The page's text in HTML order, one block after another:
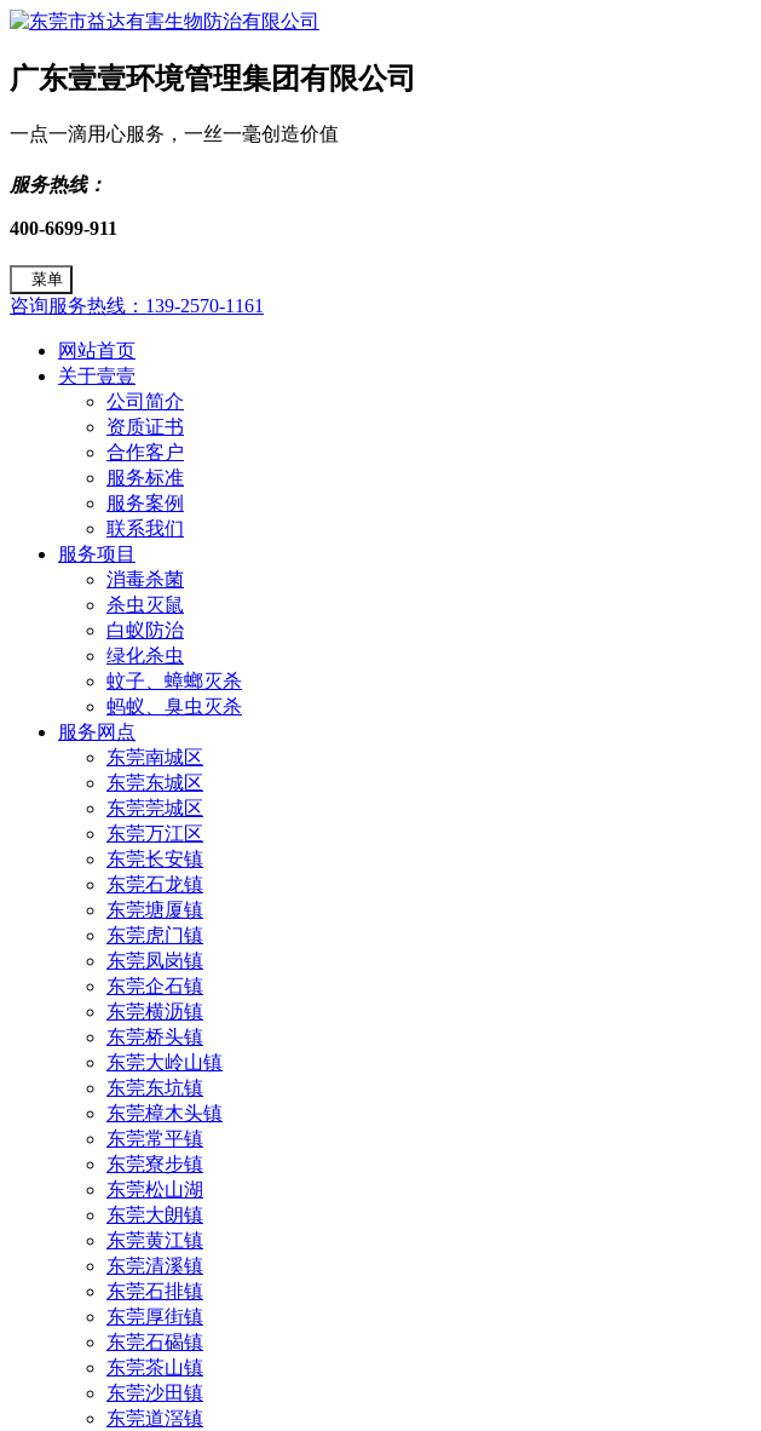
广东壹壹环境管理集团有限公司
一点一滴用心服务，一丝一毫创造价值
服务热线：
400-6699-911
菜单
咨询服务热线：139-2570-1161
网站首页
关于壹壹
公司简介
资质证书
合作客户
服务标准
服务案例
联系我们
服务项目
消毒杀菌
杀虫灭鼠
白蚁防治
绿化杀虫
蚊子、蟑螂灭杀
蚂蚁、臭虫灭杀
服务网点
东莞南城区
东莞东城区
东莞莞城区
东莞万江区
东莞长安镇
东莞石龙镇
东莞塘厦镇
东莞虎门镇
东莞凤岗镇
东莞企石镇
东莞横沥镇
东莞桥头镇
东莞大岭山镇
东莞东坑镇
东莞樟木头镇
东莞常平镇
东莞寮步镇
东莞松山湖
东莞大朗镇
东莞黄江镇
东莞清溪镇
东莞石排镇
东莞厚街镇
东莞石碣镇
东莞茶山镇
东莞沙田镇
东莞道滘镇